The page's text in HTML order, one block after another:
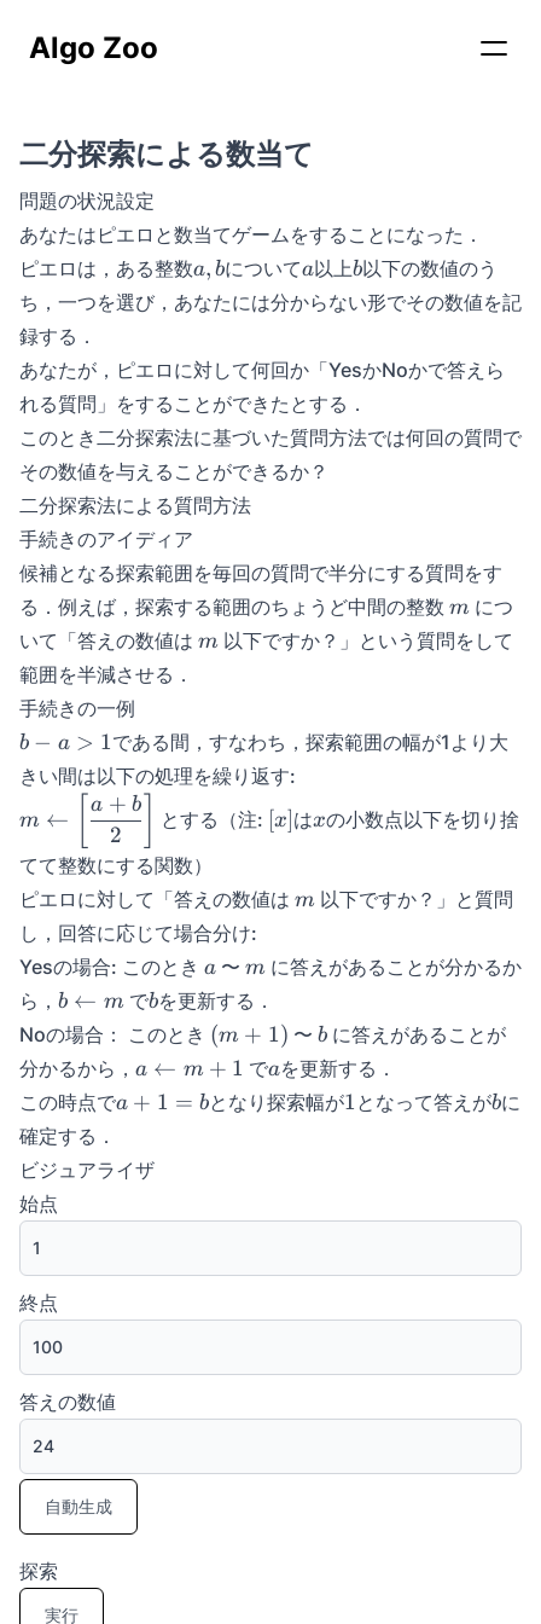
Algo Zoo
二分探索による数当て
問題の状況設定
あなたはピエロと数当てゲームをすることになった．
ピエロは，ある整数a,
b
a, bについてa
a以上b
b以下の数値のう
ち，一つを選び，あなたには分からない形でその数値を記
録する．
あなたが，ピエロに対して何回か「YesかNoかで答えら
れる質問」をすることができたとする．
このとき二分探索法に基づいた質問方法では何回の質問で
その数値を与えることができるか？
二分探索法による質問方法
手続きのアイディア
候補となる探索範囲を毎回の質問で半分にする質問をす
る．例えば，探索する範囲のちょうど中間の整数 m
m につ
いて「答えの数値は m
m 以下ですか？」という質問をして
範囲を半減させる．
手続きの一例
b
-
a
>
b − a > 1である間，すなわち，探索範囲の幅が1より大
きい間は以下の処理を繰り返す:
\displaystyle
m \gets
\left\lbrack
\frac{a+b}
{2}
\right\rbrack
m ←
2
a + b
とする（注:
\lbrack
x
[x]はxの小数点以下を切り捨
てて整数にする関数）
ピエロに対して「答えの数値は m
m 以下ですか？」と質問
し，回答に応じて場合分け:
Yesの場合: このとき a
a 〜 m
m に答えがあることが分かるか
ら， b
\gets
m
b ← mでb
bを更新する．
Noの場合： このとき (m+1)
(m + 1) 〜 b
bに答えがあることが
分かるから， a
\gets
m+1
a ← m + 1 でa
aを更新する．
この時点でa
=
a + 1 = bとなり探索幅が1
1 となって答えがb
bに
確定する．
ビジュアライザ
始点
終点
答えの数値
自動生成
探索
実行